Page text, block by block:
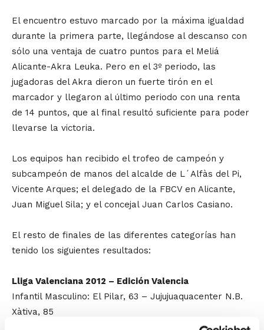
El encuentro estuvo marcado por la máxima igualdad
durante la primera parte, llegándose al descanso con
sólo una ventaja de cuatro puntos para el Meliá
Alicante-Akra Leuka. Pero en el 3º periodo, las
jugadoras del Akra dieron un fuerte tirón en el
marcador y llegaron al último periodo con una renta
de 14 puntos, que al final resultó suficiente para poder
llevarse la victoria.
Los equipos han recibido el trofeo de campeón y
subcampeón de manos del alcalde de L´Alfàs del Pi,
Vicente Arques; el delegado de la FBCV en Alicante,
Juan Miguel Sila; y el concejal Juan Carlos Casiano.
El resto de finales de las diferentes categorías han
tenido los siguientes resultados:
Lliga Valenciana 2012 – Edición Valencia
Infantil Masculino: El Pilar, 63 – Jujujuaquacenter N.B.
Xàtiva, 85
Cadete Masculino Zonal: C.B. Alginet, 53 – C.B. Sueca,